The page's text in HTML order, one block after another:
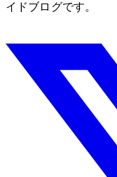
イドブログです。